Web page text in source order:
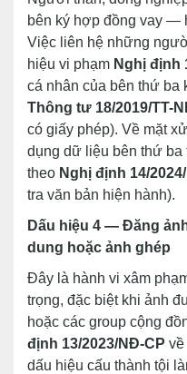
bên ký hợp đồng vay —
Việc liên hệ những
hiệu vi phạm Nghị định
cá nhân của bên thứ ba
Thông tư 18/2019/TT-
có giấy phép). Về mặt
dụng dữ liệu bên thứ ba
theo Nghị định 14/
tra văn bản hiện hành).
Dấu hiệu 4 — Đăng
dung hoặc ảnh ghép
Đây là hành vi xâm
trọng, đặc biệt khi ảnh
hoặc các group cộng
định 13/2023/NĐ-CP về
dấu hiệu cấu thành tội